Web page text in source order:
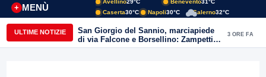
MENÙ
+
Avellino29°C Benevento31°C
Caserta30°C Napoli30°C Salerno32°C
ULTIME NOTIZIE
San Giorgio del Sannio, marciapiede
di via Falcone e Borsellino: Zampetti e
Lombardi replicano alle polemiche
3 ORE FA